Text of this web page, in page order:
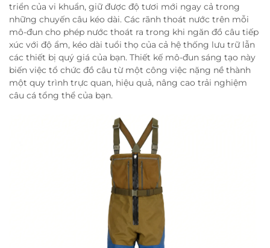
triển của vi khuẩn, giữ được độ tươi mới ngay cả trong
những chuyến câu kéo dài. Các rãnh thoát nước trên mỗi
mô-đun cho phép nước thoát ra trong khi ngăn đồ câu tiếp
xúc với độ ẩm, kéo dài tuổi thọ của cả hệ thống lưu trữ lẫn
các thiết bị quý giá của bạn. Thiết kế mô-đun sáng tạo này
biến việc tổ chức đồ câu từ một công việc nặng nề thành
một quy trình trực quan, hiệu quả, nâng cao trải nghiệm
câu cá tổng thể của bạn.